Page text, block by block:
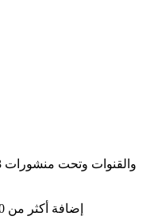
إضافة أكثر من 1000 مستخدم عبر الإنترنت إلى تيليجرام